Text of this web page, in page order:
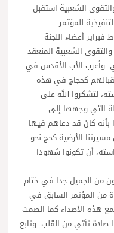
الشعبية استقبل
للمؤتمر.
فرنسيس اليوم السبت ٨ شباط فبراير أعضاء اللجنة
والتقوى الشعبية المنعقد
الشهر الجاري. وأعرب الأب الأقدس في
كحجاج في هذه
لتشكروا الله على
التي وجهها إلى
بأنه كان قد دعاهم فيها
الأرضية كحج نحو
أن تكونوا شهودا
من الجميل جدا في ختام
من المؤتمر السابق في
هذه الأصداء كما الصمت
صلاة تأتي من القلب. وتابع